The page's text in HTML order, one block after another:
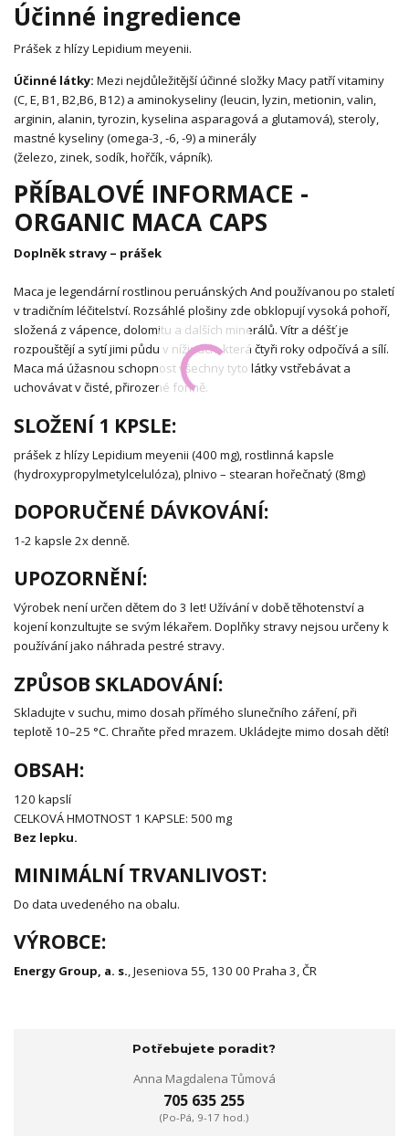
Účinné ingredience
Prášek z hlízy Lepidium meyenii.
Účinné látky: Mezi nejdůležitější účinné složky Macy patří vitaminy
(C, E, B1, B2,B6, B12) a aminokyseliny (leucin, lyzin, metionin, valin,
arginin, alanin, tyrozin, kyselina asparagová a glutamová), steroly,
mastné kyseliny (omega-3, -6, -9) a minerály
(železo, zinek, sodík, hořčík, vápník).
PŘÍBALOVÉ INFORMACE -
ORGANIC MACA CAPS
Doplněk stravy – prášek
Maca je legendární rostlinou peruánských And používanou po staletí
v tradičním léčitelství. Rozsáhlé plošiny zde obklopují vysoká pohoří,
složená z vápence, dolomitu a dalších minerálů. Vítr a déšť je
rozpouštějí a sytí jimi půdu v nížinách, která čtyři roky odpočívá a sílí.
Maca má úžasnou schopnost všechny tyto látky vstřebávat a
uchovávat v čisté, přirozené formě.
SLOŽENÍ 1 KPSLE:
prášek z hlízy Lepidium meyenii (400 mg), rostlinná kapsle
(hydroxypropylmetylcelulóza), plnivo – stearan hořečnatý (8mg)
DOPORUČENÉ DÁVKOVÁNÍ:
1-2 kapsle 2x denně.
UPOZORNĚNÍ:
Výrobek není určen dětem do 3 let! Užívání v době těhotenství a
kojení konzultujte se svým lékařem. Doplňky stravy nejsou určeny k
používání jako náhrada pestré stravy.
ZPŮSOB SKLADOVÁNÍ:
Skladujte v suchu, mimo dosah přímého slunečního záření, při
teplotě 10–25 °C. Chraňte před mrazem. Ukládejte mimo dosah dětí!
OBSAH:
120 kapslí
CELKOVÁ HMOTNOST 1 KAPSLE: 500 mg
Bez lepku.
MINIMÁLNÍ TRVANLIVOST:
Do data uvedeného na obalu.
VÝROBCE:
Energy Group, a. s., Jeseniova 55, 130 00 Praha 3, ČR
Potřebujete poradit?
Anna Magdalena Tůmová
705 635 255
(Po-Pá, 9-17 hod.)